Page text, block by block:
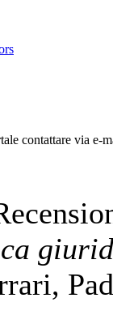
contattare via e-